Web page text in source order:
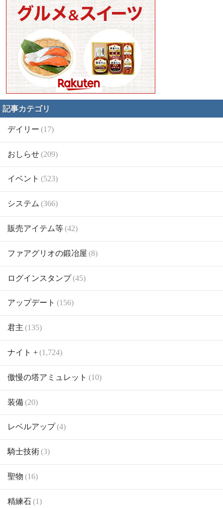
記事カテゴリ
デイリー (17)
おしらせ(209)
イベント (523)
システム (366)
販売アイテム等(42)
ファアグリオの鍛冶屋 (8)
ログインスタンプ(45)
アップデート (156)
君主 (135)
ナイト +(1,724)
傲慢の塔アミュレット (10)
装備(20)
レベルアップ(4)
騎士技術(3)
聖物 (16)
精練石(1)